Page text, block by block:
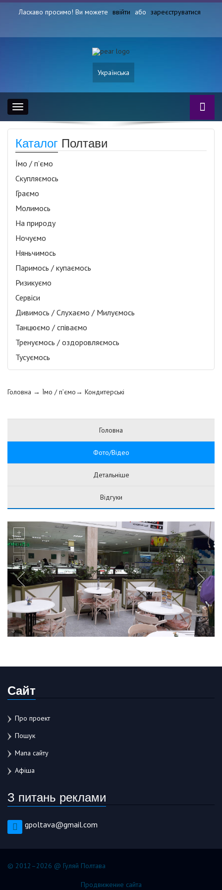
Ласкаво просимо! Ви можете ввійти або зареєструватися
Українська
Toggle
navigation
Каталог Полтави
Їмо / п’ємо
Скупляємось
Граємо
Молимось
На природу
Ночуємо
Няньчимось
Паримось / купаємось
Ризикуємо
Сервіси
Дивимось / Слухаємо / Милуємось
Танцюємо / співаємо
Тренуємось / оздоровляємось
Тусуємось
Головна → Їмо / п’ємо→ Кондитерські
Головна
Фото/Відео
Детальніше
Відгуки
Сайт
Про проект
Пошук
Мапа сайту
Афіша
З питань реклами
gpoltava@gmail.com
© 2012–2026 @ Гуляй Полтава
Продвижение сайта